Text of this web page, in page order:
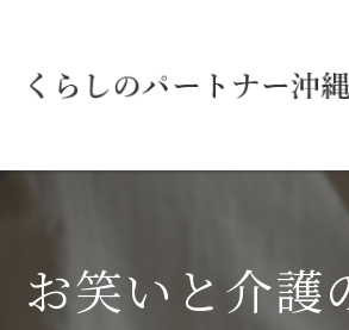
お笑いと介護